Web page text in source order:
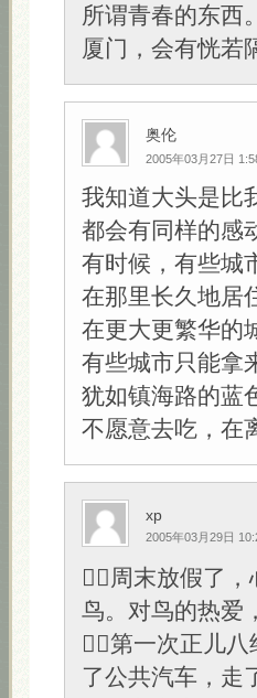
所谓青春的东西
厦门，会有恍若
奥伦
2005年03月27日
我知道大头是比
都会有同样的感
有时候，有些城
在那里长久地居
在更大更繁华的
有些城市只能拿
犹如镇海路的蓝
不愿意去吃，在
xp
2005年03月29日
周末放假了，
鸟。对鸟的热爱
第一次正儿八
了公共汽车，走